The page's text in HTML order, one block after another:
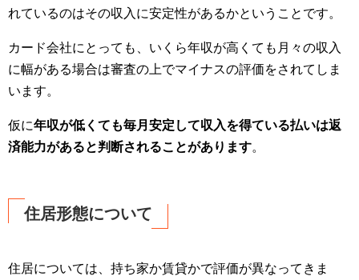
れているのはその収入に安定性があるかということです。
カード会社にとっても、いくら年収が高くても月々の収入
に幅がある場合は審査の上でマイナスの評価をされてしま
います。
仮に年収が低くても毎月安定して収入を得ている払いは返
済能力があると判断されることがあります。
住居形態について
住居については、持ち家か賃貸かで評価が異なってきま